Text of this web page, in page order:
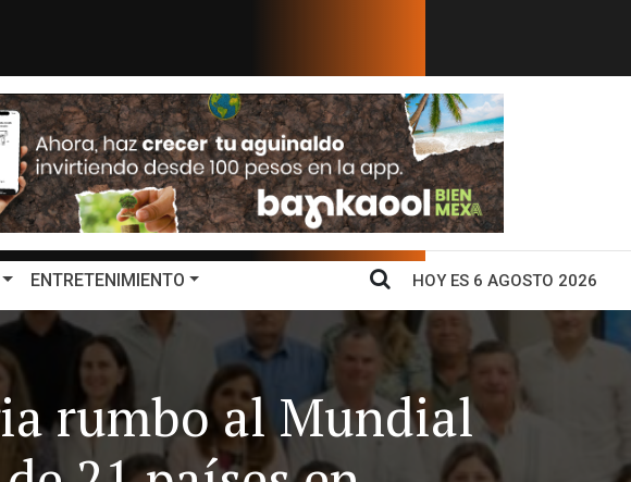
es el plan de Sheinbaum para recuperar importa... ¿Por qué
ENTRETENIMIENTO HOY ES 6 AGOSTO 2026
rumbo al Mundial